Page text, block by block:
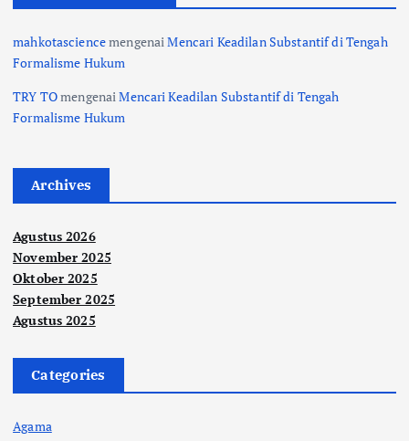
mahkotasciencemengenaiMencari Keadilan Substantif di Tengah
Formalisme Hukum
TRY TOmengenaiMencari Keadilan Substantif di Tengah
Formalisme Hukum
Archives
Agustus 2026
November 2025
Oktober 2025
September 2025
Agustus 2025
Categories
Agama